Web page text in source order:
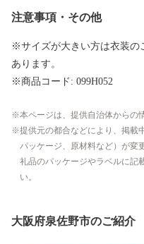
注意事項・その他
※サイズが大きい方は衣装の
あります。
※商品コード: 099H052
本ページは、提供自治体からの
提供元の都合などにより、掲載
パッケージ、原材料など）が変
礼品のパッケージやラベルに記
い。
大阪府泉佐野市のご紹介